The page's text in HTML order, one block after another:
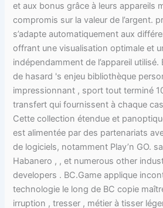
et aux bonus grâce à leurs appareils
compromis sur la valeur de l’argent.
s’adapte automatiquement aux
offrant une visualisation optimale et
indépendamment de l’appareil
de hasard 's enjeu bibliothèque
impressionnant , sport tout terminé
transfert qui fournissent à chaque
Cette collection étendue et
est alimentée par des partenariats
de logiciels, notamment Play’n GO.
Habanero , , et numerous other
developers . BC.Game applique
technologie le long de BC copie
irruption , tresser , métier à tisser